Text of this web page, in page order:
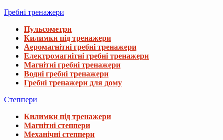
Гребні тренажери
Пульсометри
Килимки під тренажери
Аеромагнітні гребні тренажери
Електромагнітні гребні тренажери
Магнітні гребні тренажери
Водні гребні тренажери
Гребні тренажери для дому
Степпери
Килимки під тренажери
Магнітні степпери
Механічні степпери